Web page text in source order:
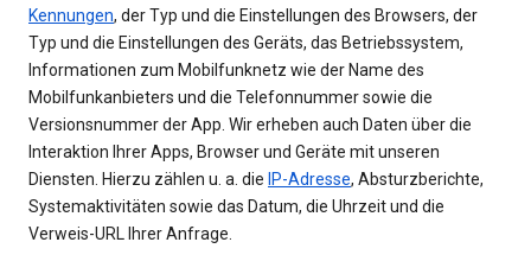
Kennungen, der Typ und die Einstellungen des Browsers, der
Typ und die Einstellungen des Geräts, das Betriebssystem,
Informationen zum Mobilfunknetz wie der Name des
Mobilfunkanbieters und die Telefonnummer sowie die
Versionsnummer der App. Wir erheben auch Daten über die
Interaktion Ihrer Apps, Browser und Geräte mit unseren
Diensten. Hierzu zählen u. a. die IP-Adresse, Absturzberichte,
Systemaktivitäten sowie das Datum, die Uhrzeit und die
Verweis-URL Ihrer Anfrage.